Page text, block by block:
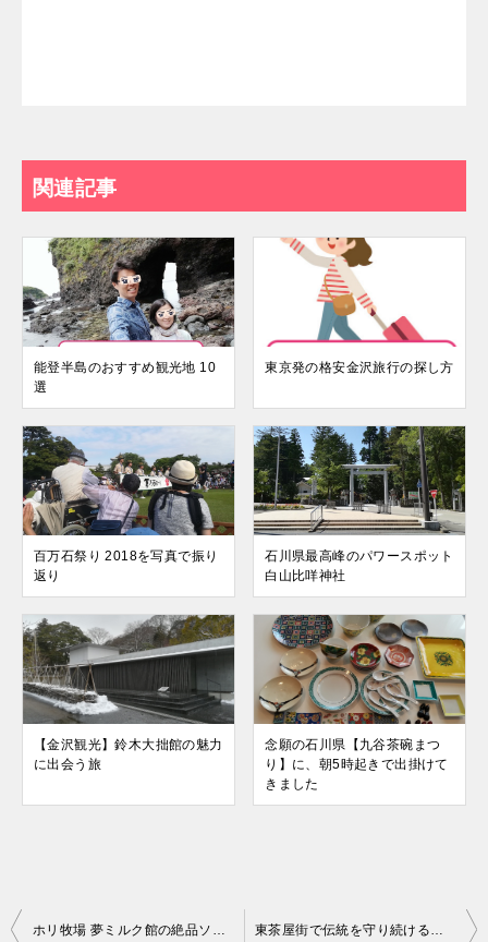
関連記事
能登半島のおすすめ観光地 10
選
東京発の格安金沢旅行の探し方
百万石祭り 2018を写真で振り
返り
石川県最高峰のパワースポット
白山比咩神社
【金沢観光】鈴木大拙館の魅力
に出会う旅
念願の石川県【九谷茶碗まつ
り】に、朝5時起きで出掛けて
きました
投
ホリ牧場 夢ミルク館の絶品ソフトクリーム 東茶屋街で伝統を守り続ける高木糀商店